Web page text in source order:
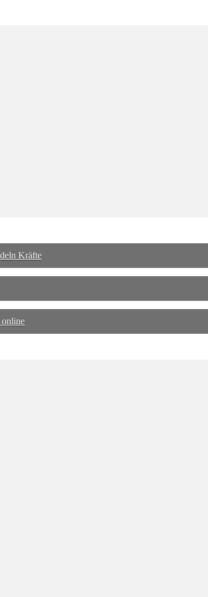
Kräfte
online